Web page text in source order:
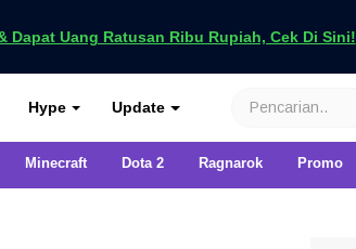
Dapat Uang Ratusan Ribu Rupiah, Cek Di Sini!
Hype Update
Minecraft Dota 2 Ragnarok Promo